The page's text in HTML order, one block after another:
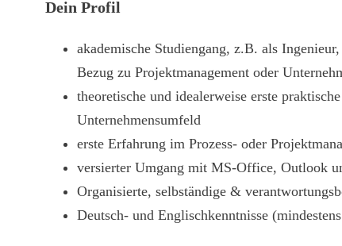
Dein Profil
akademische Studiengang, z.B. als
Bezug zu Projektmanagement oder
theoretische und idealerweise erste
Unternehmensumfeld
erste Erfahrung im Prozess- oder
versierter Umgang mit MS-Office, Outlook
Organisierte, selbständige &
Deutsch- und Englischkenntnisse